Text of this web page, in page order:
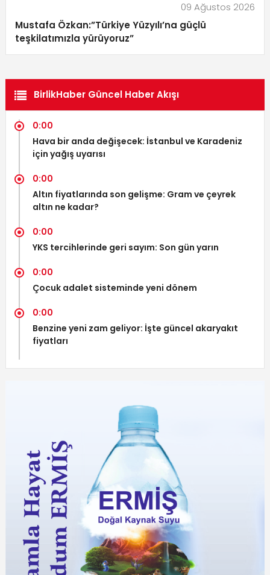
09 Ağustos 2026
Mustafa Özkan:”Türkiye Yüzyılı’na güçlü
teşkilatımızla yürüyoruz”
BirlikHaber Güncel Haber Akışı
0:00
Hava bir anda değişecek: İstanbul ve Karadeniz
için yağış uyarısı
0:00
Altın fiyatlarında son gelişme: Gram ve çeyrek
altın ne kadar?
0:00
YKS tercihlerinde geri sayım: Son gün yarın
0:00
Çocuk adalet sisteminde yeni dönem
0:00
Benzine yeni zam geliyor: İşte güncel akaryakıt
fiyatları